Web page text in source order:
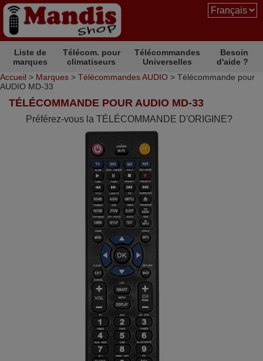
Liste de
marques
Télécom. pour
climatiseurs
Télécommandes
Universelles
Besoin
d'aide ?
Accueil > Marques > Télécommandes AUDIO > Télécommande pour
AUDIO MD-33
TÉLÉCOMMANDE POUR AUDIO MD-33
Préférez-vous la TÉLÉCOMMANDE D'ORIGINE?